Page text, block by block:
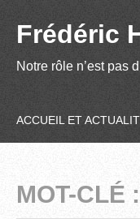
Frédéric
Notre rôle n’est pas
ACCUEIL ET
MOT-CLÉ